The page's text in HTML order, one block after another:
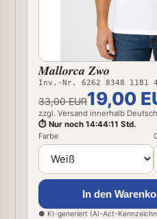
Mallorca Zwo
Inv.-Nr. 6262 8348 1181
33,00 EUR19,00
zzgl. Versand innerhalb
⏱ Nur noch 14:44:10 Std.
Farbe
In den
● KI-generiert (AI-Act-